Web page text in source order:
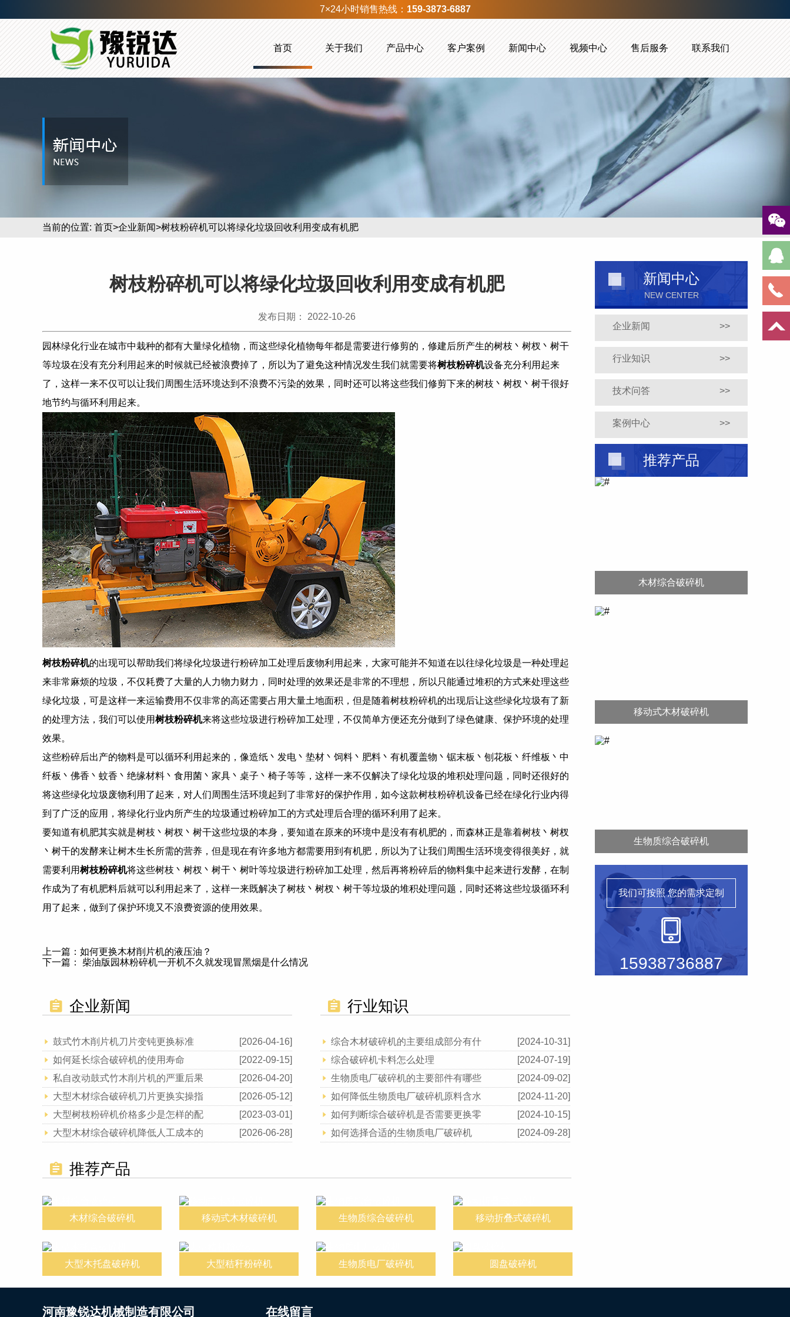
7×24小时销售热线： 159-3873-6887
首页 关于我们 产品中心 客户案例 新闻中心 视频中心 售后服务 联系我们
当前的位置: 首页>企业新闻>树枝粉碎机可以将绿化垃圾回收利用变成有机肥
新闻中心
NEW CENTER
企业新闻 >>
行业知识 >>
技术问答 >>
案例中心 >>
推荐产品
木材综合破碎机
移动式木材破碎机
生物质综合破碎机
我们可按照您的需求定制
15938736887
树枝粉碎机可以将绿化垃圾回收利用变成有机肥
发布日期： 2022-10-26
园林绿化行业在城市中栽种的都有大量绿化植物，而这些绿化植物每年都是需要进行修剪的，修建后所产生的树枝丶树杈丶树干
等垃圾在没有充分利用起来的时候就已经被浪费掉了，所以为了避免这种情况发生我们就需要将树枝粉碎机设备充分利用起来
了，这样一来不仅可以让我们周围生活环境达到不浪费不污染的效果，同时还可以将这些我们修剪下来的树枝丶树杈丶树干很好
地节约与循环利用起来。
树枝粉碎机的出现可以帮助我们将绿化垃圾进行粉碎加工处理后废物利用起来，大家可能并不知道在以往绿化垃圾是一种处理起
来非常麻烦的垃圾，不仅耗费了大量的人力物力财力，同时处理的效果还是非常的不理想，所以只能通过堆积的方式来处理这些
绿化垃圾，可是这样一来运输费用不仅非常的高还需要占用大量土地面积，但是随着树枝粉碎机的出现后让这些绿化垃圾有了新
的处理方法，我们可以使用树枝粉碎机来将这些垃圾进行粉碎加工处理，不仅简单方便还充分做到了绿色健康、保护环境的处理
效果。
这些粉碎后出产的物料是可以循环利用起来的，像造纸丶发电丶垫材丶饲料丶肥料丶有机覆盖物丶锯末板丶刨花板丶纤维板丶中
纤板丶佛香丶蚊香丶绝缘材料丶食用菌丶家具丶桌子丶椅子等等，这样一来不仅解决了绿化垃圾的堆积处理问题，同时还很好的
将这些绿化垃圾废物利用了起来，对人们周围生活环境起到了非常好的保护作用，如今这款树枝粉碎机设备已经在绿化行业内得
到了广泛的应用，将绿化行业内所产生的垃圾通过粉碎加工的方式处理后合理的循环利用了起来。
要知道有机肥其实就是树枝丶树杈丶树干这些垃圾的本身，要知道在原来的环境中是没有有机肥的，而森林正是靠着树枝丶树杈
丶树干的发酵来让树木生长所需的营养，但是现在有许多地方都需要用到有机肥，所以为了让我们周围生活环境变得很美好，就
需要利用树枝粉碎机将这些树枝丶树杈丶树干丶树叶等垃圾进行粉碎加工处理，然后再将粉碎后的物料集中起来进行发酵，在制
作成为了有机肥料后就可以利用起来了，这样一来既解决了树枝丶树杈丶树干等垃圾的堆积处理问题，同时还将这些垃圾循环利
用了起来，做到了保护环境又不浪费资源的使用效果。
上一篇： 如何更换木材削片机的液压油？
下一篇：
柴油版园林粉碎机一开机不久就发现冒黑烟是什么情况
企业新闻
鼓式竹木削片机刀片变钝更换标准
[2026-04-16]
如何延长综合破碎机的使用寿命
[2022-09-15]
私自改动鼓式竹木削片机的严重后果
[2026-04-20]
大型木材综合破碎机刀片更换实操指
[2026-05-12]
大型树枝粉碎机价格多少是怎样的配
[2023-03-01]
大型木材综合破碎机降低人工成本的
[2026-06-28]
行业知识
综合木材破碎机的主要组成部分有什
[2024-10-31]
综合破碎机卡料怎么处理
[2024-07-19]
生物质电厂破碎机的主要部件有哪些
[2024-09-02]
如何降低生物质电厂破碎机原料含水
[2024-11-20]
如何判断综合破碎机是否需要更换零
[2024-10-15]
如何选择合适的生物质电厂破碎机
[2024-09-28]
推荐产品
木材综合破碎机 移动式木材破碎机 生物质综合破碎机 移动折叠式破碎机
大型木托盘破碎机 大型秸秆粉碎机 生物质电厂破碎机 圆盘破碎机
河南豫锐达机械制造有限公司 在线留言